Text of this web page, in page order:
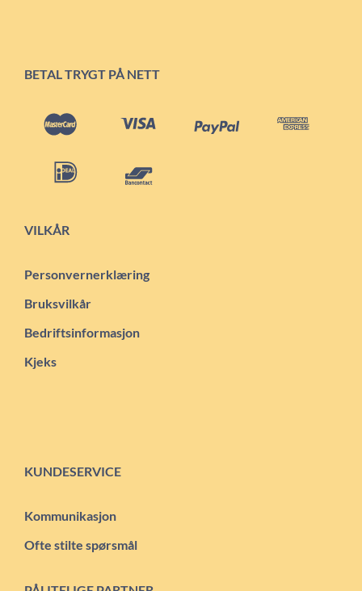
BETAL TRYGT PÅ NETT
VILKÅR
Personvernerklæring
Bruksvilkår
Bedriftsinformasjon
Kjeks
KUNDESERVICE
Kommunikasjon
Ofte stilte spørsmål